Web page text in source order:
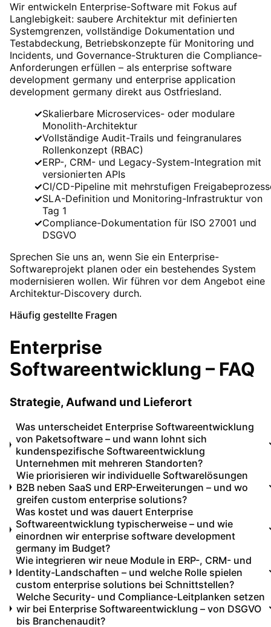
Wir entwickeln Enterprise-Software mit Fokus auf
Langlebigkeit: saubere Architektur mit definierten
Systemgrenzen, vollständige Dokumentation und
Testabdeckung, Betriebskonzepte für Monitoring und
Incidents, und Governance-Strukturen die Compliance-
Anforderungen erfüllen – als enterprise software
development germany und enterprise application
development germany direkt aus Ostfriesland.
✓Skalierbare Microservices- oder modulare
Monolith-Architektur
✓Vollständige Audit-Trails und feingranulares
Rollenkonzept (RBAC)
✓ERP-, CRM- und Legacy-System-Integration mit
versionierten APIs
✓CI/CD-Pipeline mit mehrstufigen
✓SLA-Definition und Monitoring-Infrastruktur von
Tag 1
✓Compliance-Dokumentation für ISO 27001 und
DSGVO
Sprechen Sie uns an, wenn Sie ein Enterprise-
Softwareprojekt planen oder ein bestehendes System
modernisieren wollen. Wir führen vor dem Angebot eine
Architektur-Discovery durch.
Häufig gestellte Fragen
Enterprise
Softwareentwicklung – FAQ
Strategie, Aufwand und Lieferort
Was unterscheidet Enterprise Softwareentwicklung
von Paketsoftware – und wann lohnt sich
kundenspezifische Softwareentwicklung
Unternehmen mit mehreren Standorten?
Wie priorisieren wir individuelle Softwarelösungen
B2B neben SaaS und ERP-Erweiterungen – und wo
greifen custom enterprise solutions?
Was kostet und was dauert Enterprise
Softwareentwicklung typischerweise – und wie
einordnen wir enterprise software development
germany im Budget?
Wie integrieren wir neue Module in ERP-, CRM- und
Identity-Landschaften – und welche Rolle spielen
custom enterprise solutions bei Schnittstellen?
Welche Security- und Compliance-Leitplanken setzen
wir bei Enterprise Softwareentwicklung – von DSGVO
bis Branchenaudit?